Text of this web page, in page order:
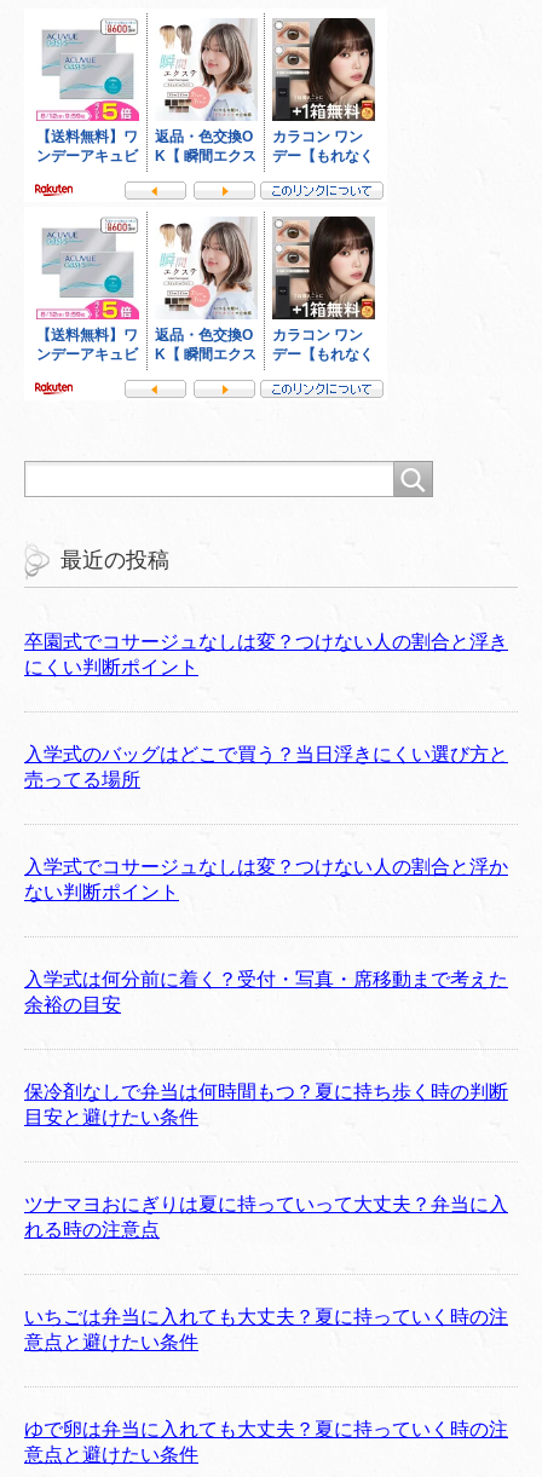
最近の投稿
卒園式でコサージュなしは変？つけない人の割合と浮き
にくい判断ポイント
入学式のバッグはどこで買う？当日浮きにくい選び方と
売ってる場所
入学式でコサージュなしは変？つけない人の割合と浮か
ない判断ポイント
入学式は何分前に着く？受付・写真・席移動まで考えた
余裕の目安
保冷剤なしで弁当は何時間もつ？夏に持ち歩く時の判断
目安と避けたい条件
ツナマヨおにぎりは夏に持っていって大丈夫？弁当に入
れる時の注意点
いちごは弁当に入れても大丈夫？夏に持っていく時の注
意点と避けたい条件
ゆで卵は弁当に入れても大丈夫？夏に持っていく時の注
意点と避けたい条件